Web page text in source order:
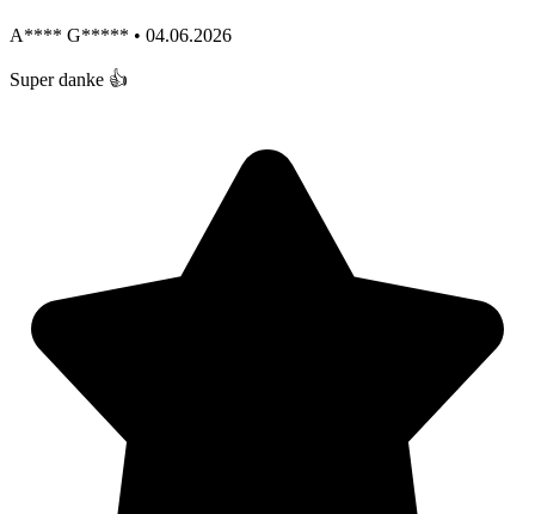
A**** G***** • 04.06.2026
Super danke 👍